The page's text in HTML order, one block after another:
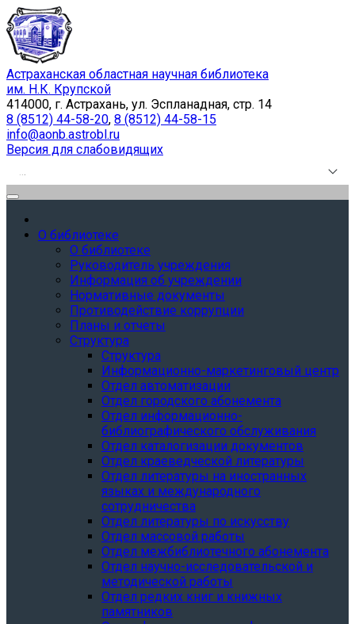
Астраханская областная научная библиотека
им. Н.К. Крупской
414000, г. Астрахань, ул. Эспланадная, стр. 14
8 (8512) 44-58-20, 8 (8512) 44-58-15
info@aonb.astrobl.ru
Версия для слабовидящих
...
О библиотеке
О библиотеке
Руководитель учреждения
Информация об учреждении
Нормативные документы
Противодействие коррупции
Планы и отчеты
Структура
Структура
Информационно-маркетинговый центр
Отдел автоматизации
Отдел городского абонемента
Отдел информационно-
библиографического обслуживания
Отдел каталогизации документов
Отдел краеведческой литературы
Отдел литературы на иностранных
языках и международного
сотрудничества
Отдел литературы по искусству
Отдел массовой работы
Отдел межбиблиотечного абонемента
Отдел научно-исследовательской и
методической работы
Отдел редких книг и книжных
памятников